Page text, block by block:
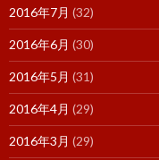
2016年7月 (32)
2016年6月 (30)
2016年5月 (31)
2016年4月 (29)
2016年3月 (29)